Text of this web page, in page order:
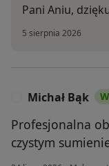
Pani Aniu,
5 sierpnia 2026
Michał Bąk
Profesjonalna
czystym